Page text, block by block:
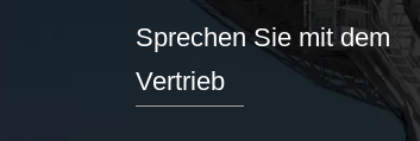
Sprechen Sie mit dem
Vertrieb